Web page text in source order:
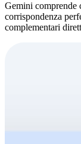
Gemini comprende
corrispondenza
complementari